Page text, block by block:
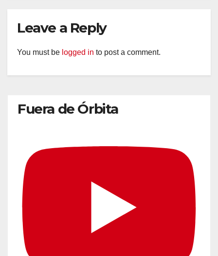
Leave a Reply
You must be logged in to post a comment.
Fuera de Órbita